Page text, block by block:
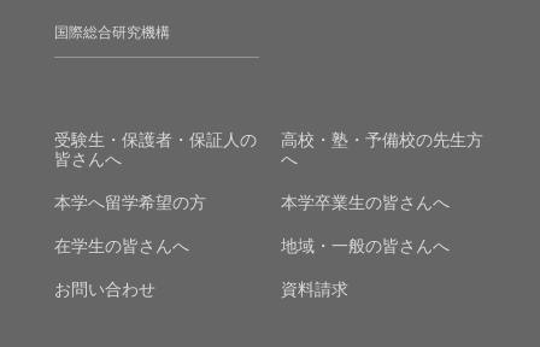
国際総合研究機構
受験生・保護者・保証人の
皆さんへ
高校・塾・予備校の先生方
へ
本学へ留学希望の方 本学卒業生の皆さんへ
在学生の皆さんへ 地域・一般の皆さんへ
お問い合わせ 資料請求